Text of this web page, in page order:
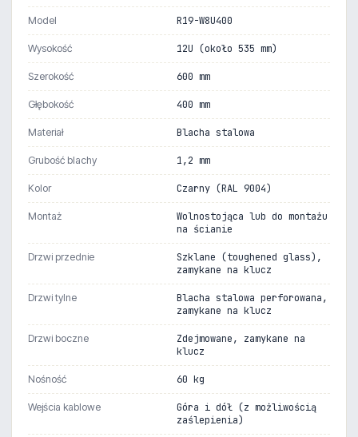
Model R19-W8U400
Wysokość 12U (około 535 mm)
Szerokość 600 mm
Głębokość 400 mm
Materiał Blacha stalowa
Grubość blachy 1,2 mm
Kolor Czarny (RAL 9004)
Montaż
Wolnostojąca lub do montażu
na ścianie
Drzwi przednie
Szklane (toughened glass),
zamykane na klucz
Drzwi tylne
Blacha stalowa perforowana,
zamykane na klucz
Drzwi boczne
Zdejmowane, zamykane na
klucz
Nośność 60 kg
Wejścia kablowe
Góra i dół (z możliwością
zaślepienia)